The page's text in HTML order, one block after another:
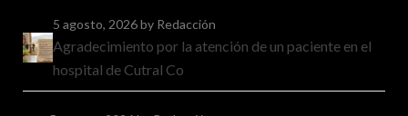
5 agosto, 2026by Redacción
Agradecimiento por la atención de un paciente en el
hospital de Cutral Co